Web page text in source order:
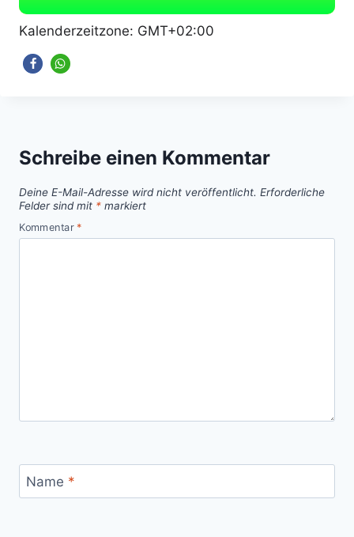
Kalenderzeitzone: GMT+02:00
Schreibe einen Kommentar
Deine E-Mail-Adresse wird nicht veröffentlicht. Erforderliche
Felder sind mit * markiert
Kommentar *
Name *